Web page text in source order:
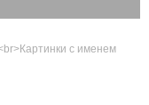
с именем